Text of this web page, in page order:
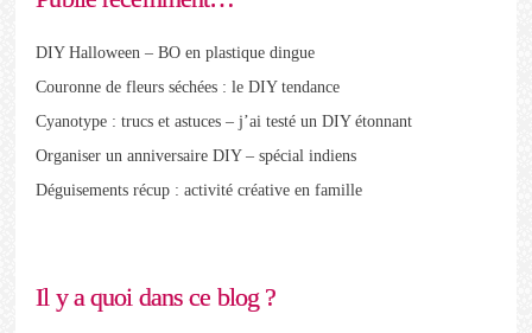
DIY Halloween – BO en plastique dingue
Couronne de fleurs séchées : le DIY tendance
Cyanotype : trucs et astuces – j’ai testé un DIY étonnant
Organiser un anniversaire DIY – spécial indiens
Déguisements récup : activité créative en famille
Il y a quoi dans ce blog ?